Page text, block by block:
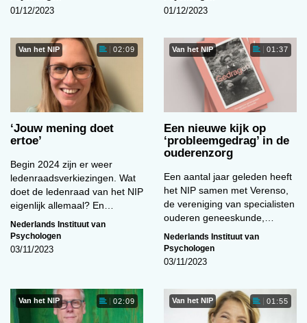
01/12/2023
01/12/2023
Van het NIP 02:09
‘Jouw mening doet
ertoe’
Begin 2024 zijn er weer
ledenraadsverkiezingen. Wat
doet de ledenraad van het NIP
eigenlijk allemaal? En…
Nederlands Instituut van
Psychologen
03/11/2023
Van het NIP 01:37
Een nieuwe kijk op
‘probleemgedrag’ in de
ouderenzorg
Een aantal jaar geleden heeft
het NIP samen met Verenso,
de vereniging van specialisten
ouderen geneeskunde,…
Nederlands Instituut van
Psychologen
03/11/2023
Van het NIP 02:09 Van het NIP 01:55